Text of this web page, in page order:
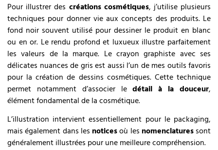
Pour illustrer des créations cosmétiques, j’utilise plusieurs
techniques pour donner vie aux concepts des produits. Le
fond noir souvent utilisé pour dessiner le produit en blanc
ou en or. Le rendu profond et luxueux illustre parfaitement
les valeurs de la marque. Le crayon graphiste avec ses
délicates nuances de gris est aussi l’un de mes outils favoris
pour la création de dessins cosmétiques. Cette technique
permet notamment d’associer ledétail à la douceur,
élément fondamental de la cosmétique.
L’illustration intervient essentiellement pour le packaging,
mais également dans les noticesoù les nomenclaturessont
généralement illustrées pour une meilleure compréhension.